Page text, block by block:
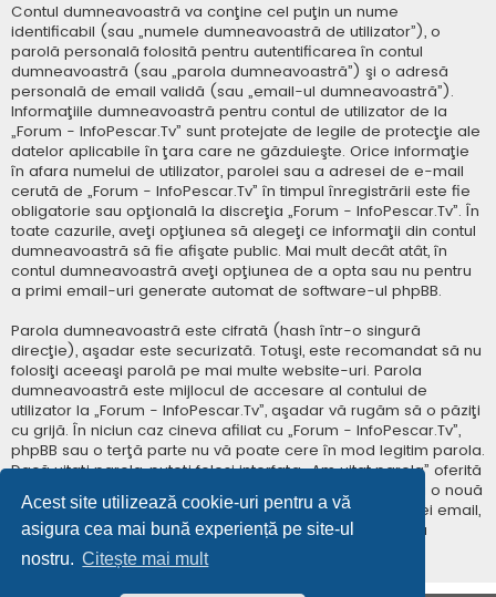
Acest site utilizează cookie-uri pentru a vă
asigura cea mai bună experiență pe site-ul
nostru. Citește mai mult
Contul dumneavoastră va conţine cel puţin un nume
identificabil (sau „numele dumneavoastră de utilizator”), o
parolă personală folosită pentru autentificarea în contul
dumneavoastră (sau „parola dumneavoastră”) şi o adresă
personală de email validă (sau „email-ul dumneavoastră”).
Informaţiile dumneavoastră pentru contul de utilizator de la
„Forum - InfoPescar.Tv” sunt protejate de legile de protecţie ale
datelor aplicabile în ţara care ne găzduieşte. Orice informaţie
în afara numelui de utilizator, parolei sau a adresei de e-mail
cerută de „Forum - InfoPescar.Tv” în timpul înregistrării este fie
obligatorie sau opţională la discreţia „Forum - InfoPescar.Tv”. În
toate cazurile, aveţi opţiunea să alegeţi ce informaţii din contul
dumneavoastră să fie afişate public. Mai mult decât atât, în
contul dumneavoastră aveţi opţiunea de a opta sau nu pentru
a primi email-uri generate automat de software-ul phpBB.
Parola dumneavoastră este cifrată (hash într-o singură
direcţie), aşadar este securizată. Totuşi, este recomandat să nu
folosiţi aceeaşi parolă pe mai multe website-uri. Parola
dumneavoastră este mijlocul de accesare al contului de
utilizator la „Forum - InfoPescar.Tv”, aşadar vă rugăm să o păziţi
cu grijă. În niciun caz cineva afiliat cu „Forum - InfoPescar.Tv”,
phpBB sau o terţă parte nu vă poate cere în mod legitim parola.
Dacă uitaţi parola, puteţi folosi interfaţa „Am uitat parola” oferită
de software-ul phpBB. Această procedură vă va genera o nouă
parolă prin transmiterea numelui de utilizator şi a adresei email,
apoi software-ul phpBB va genera o nouă parolă pentru
accesarea contului dumneavoastră.